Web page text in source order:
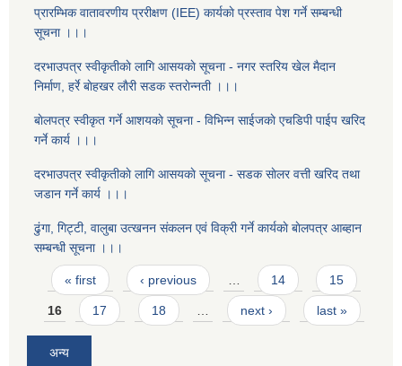
प्रारम्भिक वातावरणीय प्ररीक्षण (IEE) कार्यकाे प्रस्ताव पेश गर्ने सम्बन्धी
सूचना ।।।
दरभाउपत्र स्वीकृतीकाे लागि आसयकाे सूचना - नगर स्तरिय खेल मैदान
निर्माण, हर्रे बाेहखर लाैरी सडक स्तराेन्नती ।।।
बाेलपत्र स्वीकृत गर्ने आशयकाे सूचना - विभिन्न साईजकाे एचडिपी पाईप खरिद
गर्ने कार्य ।।।
दरभाउपत्र स्वीकृतीकाे लागि आसयकाे सूचना - सडक साेलर वत्ती खरिद तथा
जडान गर्ने कार्य ।।।
ढुंगा, गिट्टी, वालुबा उत्खनन संकलन एवं विक्री गर्ने कार्यकाे बाेलपत्र आब्हान
सम्बन्धी सूचना ।।।
Pages
« first ‹ previous … 14 15
16 17 18 … next › last »
अन्य